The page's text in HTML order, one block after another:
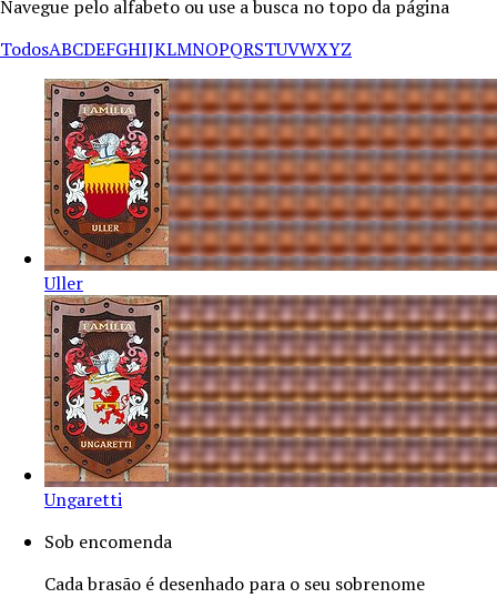
Navegue pelo alfabeto ou use a busca no topo da página
TodosABCDEFGHIJKLMNOPQRSTUVWXYZ
Uller
Ungaretti
Sob encomenda
Cada brasão é desenhado para o seu sobrenome